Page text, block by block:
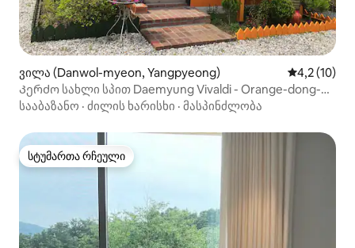
ვილა (Danwol-myeon, Yangpyeong) საშუალო
4,2 (10)
Კერძო სახლი სპით Daemyung Vivaldi - Orange-dong-
თან
სააბაზანო · ძილის ხარისხი · მასპინძლობა
სტუმართა რჩეული
სტუმართა რჩეული